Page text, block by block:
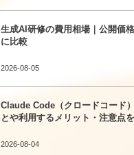
生成AI研修の費用相場｜公開価
に比較
2026-08-05
Claude Code（クロードコード
とや利用するメリット・注意点
2026-08-04